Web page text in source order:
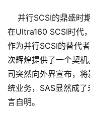
并行SCSI的鼎盛时
在Ultra160 SCSI时代
作为并行SCSI的替代
次辉煌提供了一个契
司突然向外界宣布，
统业务，SAS显然成
言自明。